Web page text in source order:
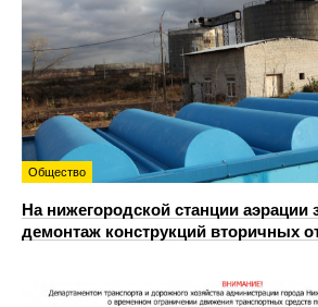
Общество
На нижегородской станции аэрации
демонтаж конструкций вторичных